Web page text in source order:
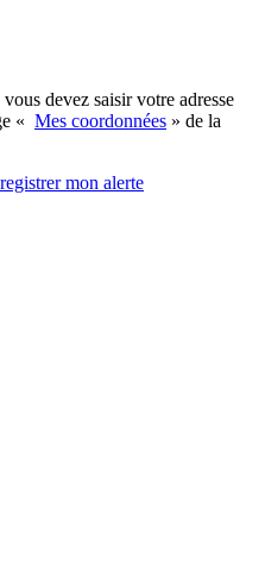
devez saisir votre adresse
« Mes coordonnées » de la
mon alerte